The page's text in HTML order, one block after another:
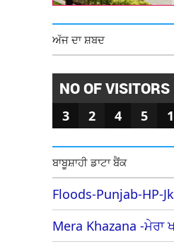
ਅੱਜ ਦਾ ਸ਼ਬਦ
NO OF VISITORS
3 2 4 5 1
ਬਾਬੂਸ਼ਾਹੀ ਡਾਟਾ ਬੈਂਕ
Floods-Punjab-HP-
Mera Khazana -ਮੇਰਾ